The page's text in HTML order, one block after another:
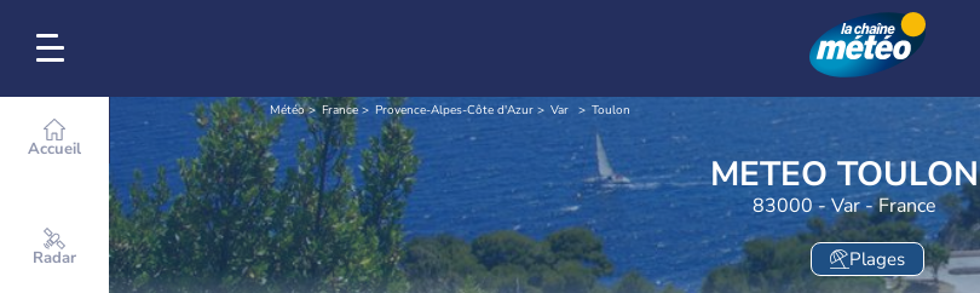
Accueil
Radar
Météo France Provence-Alpes-Côte d'Azur Var Toulon
METEO TOULON
83000 - Var - France
Plages